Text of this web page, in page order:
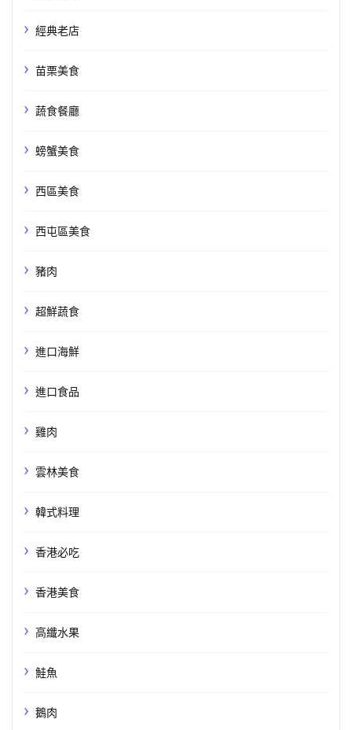
經典老店
苗栗美食
蔬食餐廳
螃蟹美食
西區美食
西屯區美食
豬肉
超鮮蔬食
進口海鮮
進口食品
雞肉
雲林美食
韓式料理
香港必吃
香港美食
高纖水果
鮭魚
鵝肉